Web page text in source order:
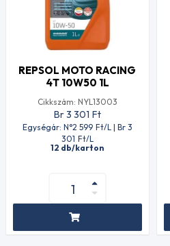
REPSOL MOTO RACING
4T 10W50 1L
Cikkszám: NYL13003
Br 3 301 Ft
Egységár: N°2 599 Ft/L | Br 3
301 Ft/L
12 db/karton